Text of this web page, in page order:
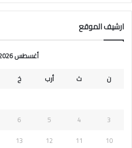
ارشيف الموقع
أغسطس 2026
ن
ث أرب خ
3
4
5
6
10
11
12
13